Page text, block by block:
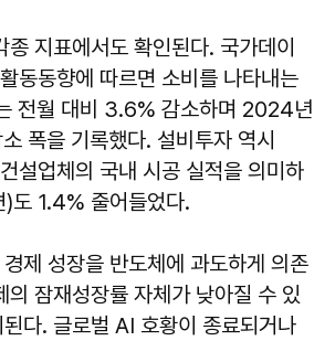
종 지표에서도 확인된다. 국가데이
동동향에 따르면 소비를 나타내는
전월 대비 3.6% 감소하며 2024년
폭을 기록했다. 설비투자 역시
설업체의 국내 시공 실적을 의미하
)도 1.4% 줄어들었다.
제 성장을 반도체에 과도하게 의존
의 잠재성장률 자체가 낮아질 수 있
다. 글로벌 AI 호황이 종료되거나